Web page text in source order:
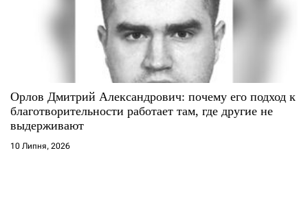
Орлов Дмитрий Александрович: почему его подход к
благотворительности работает там, где другие не
выдерживают
10 Липня, 2026